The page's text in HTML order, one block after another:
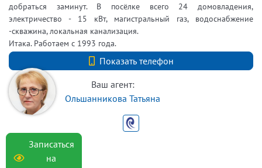
добраться заминут. В посёлке всего 24 домовладения,
электричество - 15 кВт, магистральный газ, водоснабжение
-скважина, локальная канализация.
Итака. Работаем с 1993 года.
Показать телефон
+7 (812) 740-70-40
Ваш агент:
Ольшанникова Татьяна
Записаться
на